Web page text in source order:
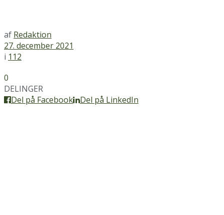
af Redaktion
27. december 2021
i 112
0
DELINGER
Del på Facebook
Del på LinkedIn